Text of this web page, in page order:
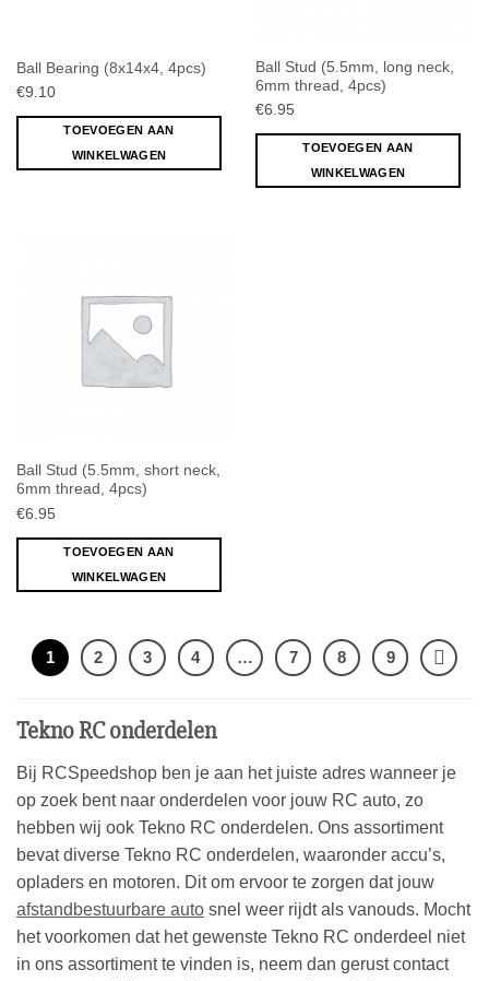
Ball Bearing (8x14x4, 4pcs)
€9.10
TOEVOEGEN AAN
WINKELWAGEN
Ball Stud (5.5mm, long neck,
6mm thread, 4pcs)
€6.95
TOEVOEGEN AAN
WINKELWAGEN
Ball Stud (5.5mm, short neck,
6mm thread, 4pcs)
€6.95
TOEVOEGEN AAN
WINKELWAGEN
1 2 3 4 … 7 8 9
Tekno RC onderdelen
Bij RCSpeedshop ben je aan het juiste adres wanneer je
op zoek bent naar onderdelen voor jouw RC auto, zo
hebben wij ook Tekno RC onderdelen. Ons assortiment
bevat diverse Tekno RC onderdelen, waaronder accu’s,
opladers en motoren. Dit om ervoor te zorgen dat jouw
afstandbestuurbare auto snel weer rijdt als vanouds. Mocht
het voorkomen dat het gewenste Tekno RC onderdeel niet
in ons assortiment te vinden is, neem dan gerust contact